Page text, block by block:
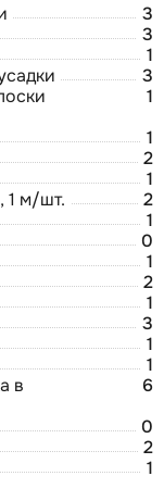
3
3
1
3
1
1
2
1
1 м/шт.
2
1
0
1
2
1
3
1
1
в
6
0
2
1